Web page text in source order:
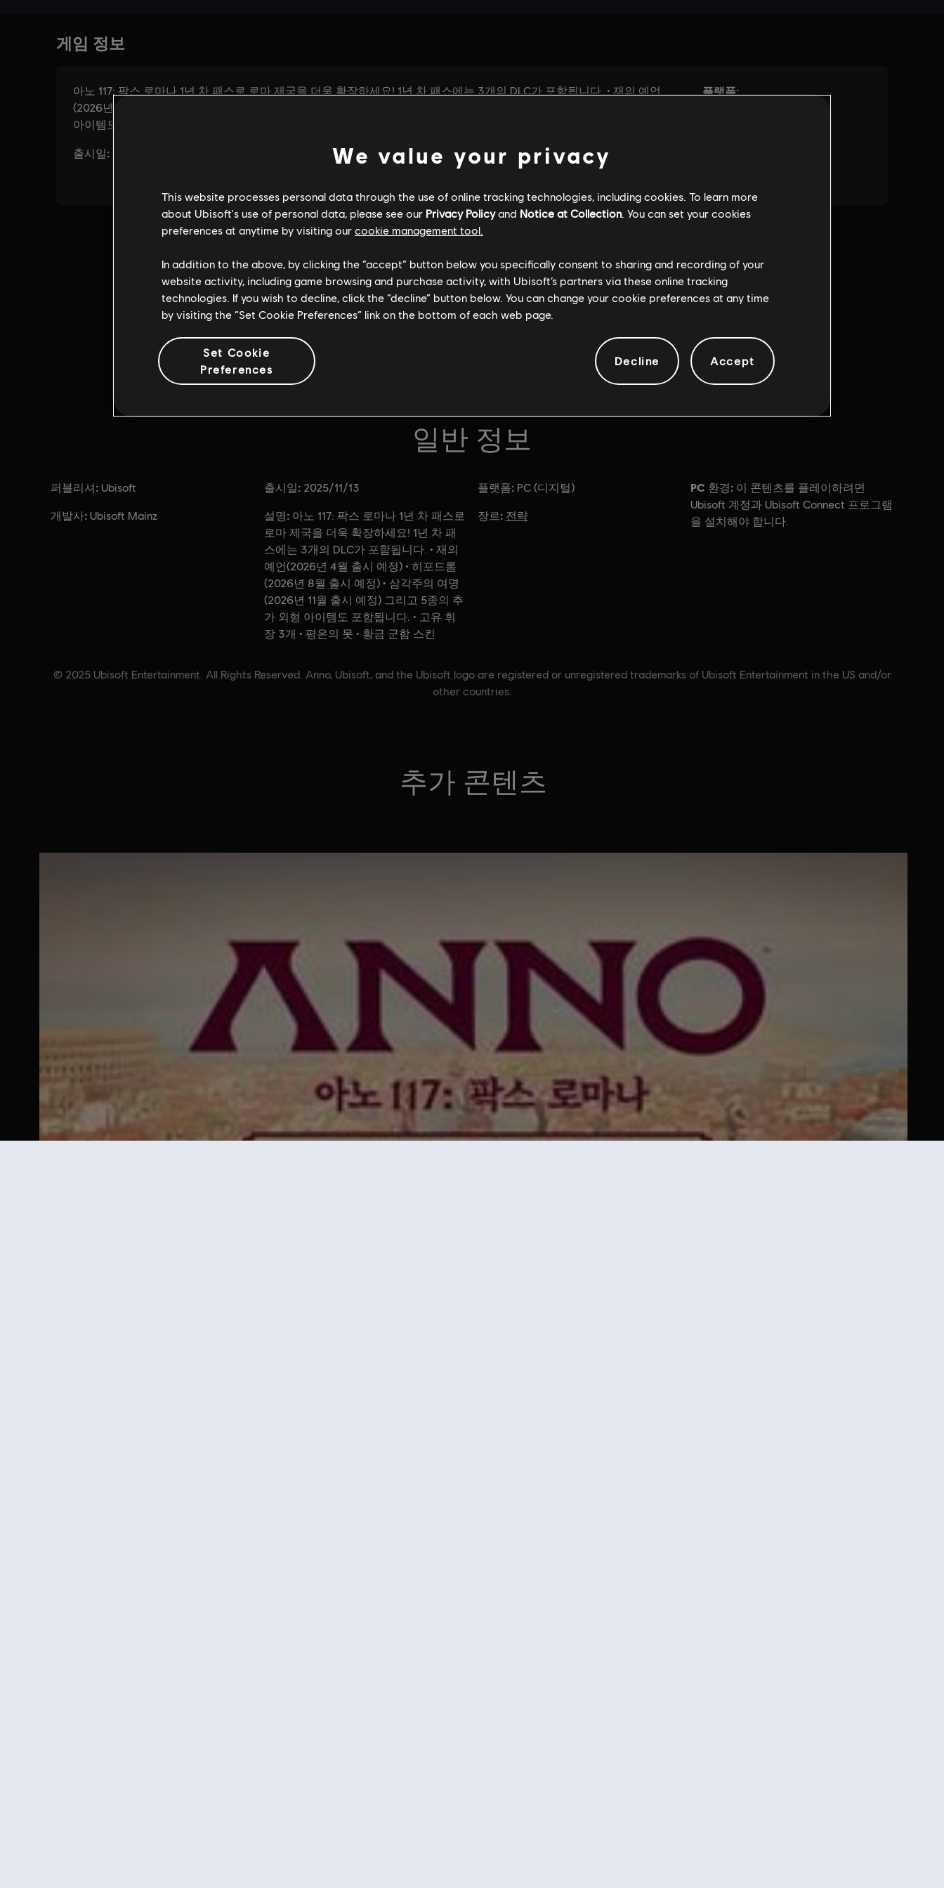
일반 정보
퍼블리셔: Ubisoft
개발사: Ubisoft Mainz
출시일: 2025/11/13
설명: 아노 117: 팍스 로마나 1년 차 패스로
로마 제국을 더욱 확장하세요! 1년 차 패
스에는 3개의 DLC가 포함됩니다. • 재의
예언(2026년 4월 출시 예정) • 히포드롬
(2026년 8월 출시 예정) • 삼각주의 여명
(2026년 11월 출시 예정) 그리고 5종의 추
가 외형 아이템도 포함됩니다. • 고유 휘
장 3개 • 평온의 못 • 황금 군함 스킨
플랫폼: PC (디지털)
장르: 전략
PC 환경: 이 콘텐츠를 플레이하려면
Ubisoft 계정과 Ubisoft Connect 프로그램
을 설치해야 합니다.
© 2025 Ubisoft Entertainment. All Rights Reserved. Anno, Ubisoft, and the Ubisoft logo are registered or unregistered trademarks of Ubisoft Entertainment in the US and/or
other countries.
추가 콘텐츠
We value your privacy
This website processes personal data through the use of online tracking technologies, including cookies. To learn more
about Ubisoft's use of personal data, please see our Privacy Policyand Notice at Collection. You can set your cookies
preferences at anytime by visiting our cookie management tool.
In addition to the above, by clicking the “accept” button below you specifically consent to sharing and recording of your
website activity, including game browsing and purchase activity, with Ubisoft’s partners via these online tracking
technologies. If you wish to decline, click the “decline” button below. You can change your cookie preferences at any time
by visiting the “Set Cookie Preferences” link on the bottom of each web page.
Set Cookie
Preferences
Decline Accept